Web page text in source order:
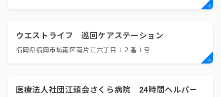
ウエストライフ 巡回ケアステーション
福岡県福岡市城南区南片江六丁目１２番１号
医療法人社団江頭会さくら病院 24時間ヘルパー